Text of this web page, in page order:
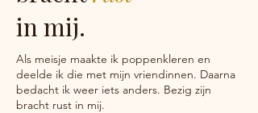
in mij.
Als meisje maakte ik poppenkleren en
deelde ik die met mijn vriendinnen. Daarna
bedacht ik weer iets anders. Bezig zijn
bracht rust in mij.